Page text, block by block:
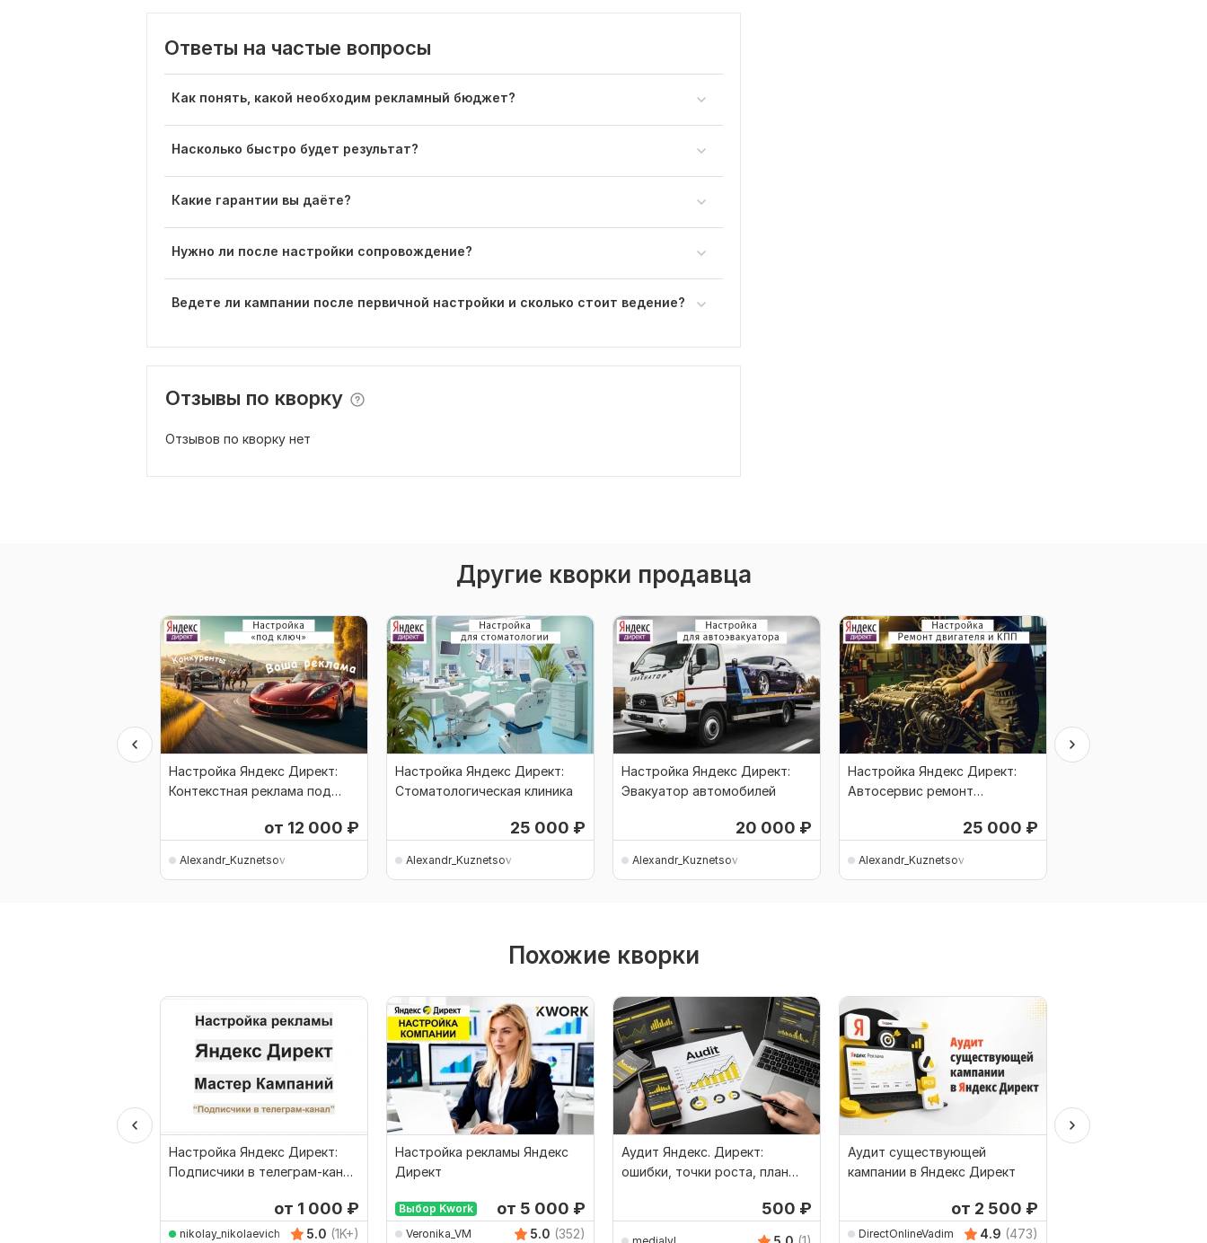
Ответы на частые вопросы
Как понять, какой необходим рекламный бюджет?
Насколько быстро будет результат?
Какие гарантии вы даёте?
Нужно ли после настройки сопровождение?
Ведете ли кампании после первичной настройки и сколько стоит ведение?
Отзывы по кворку
Отзывов по кворку нет
Другие кворки продавца
Настройка Яндекс Директ:
Контекстная реклама под
от 12 000 ₽
Alexandr_Kuznetsov
Настройка Яндекс Директ:
Стоматологическая клиника
25 000 ₽
Alexandr_Kuznetsov
Настройка Яндекс Директ:
Эвакуатор автомобилей
20 000 ₽
Alexandr_Kuznetsov
Настройка Яндекс Директ:
Автосервис ремонт
25 000 ₽
Alexandr_Kuznetsov
Похожие кворки
Настройка Яндекс Директ:
Подписчики в телеграм-канал
от 1 000 ₽
nikolay_nikolaevich 5.0 (1K+)
Настройка рекламы Яндекс
Директ
Выбор Kwork от 5 000 ₽
Veronika_VM 5.0 (352)
Аудит Яндекс. Директ:
ошибки, точки роста, план
500 ₽
Аудит существующей
кампании в Яндекс Директ
от 2 500 ₽
DirectOnlineVadim 4.9 (473)